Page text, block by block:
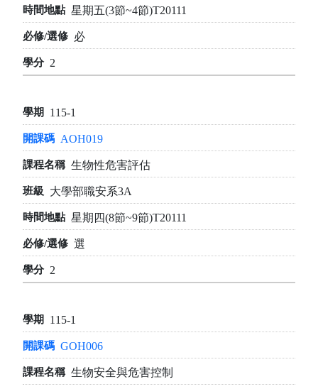
星期五(3節~4節)T20111
必
2
115-1
AOH019
生物性危害評估
大學部職安系3A
星期四(8節~9節)T20111
選
2
115-1
GOH006
生物安全與危害控制